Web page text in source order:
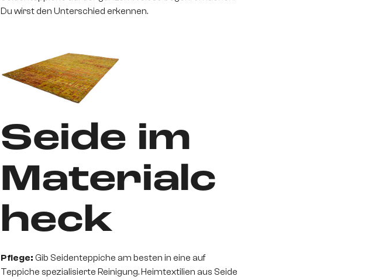
Du wirst den Unterschied erkennen.
Seide im
Materialc
heck
Pflege: Gib Seidenteppiche am besten in eine auf
Teppiche spezialisierte Reinigung. Heimtextilien aus Seide